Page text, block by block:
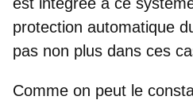
protection automatique
pas non plus dans ces
Comme on peut le